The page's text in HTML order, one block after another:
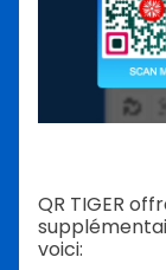
QR TIGER
voici: